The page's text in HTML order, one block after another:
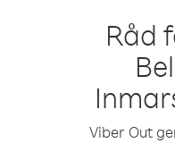
Råd
Viber Out